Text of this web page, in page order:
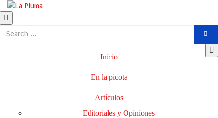
Inicio
En la picota
Artículos
Editoriales y Opiniones